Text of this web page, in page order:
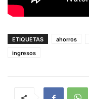
ETIQUETAS ahorros
ingresos